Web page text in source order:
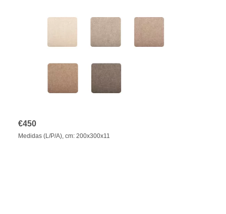
€450
Medidas (L/P/A), cm: 200x300x11